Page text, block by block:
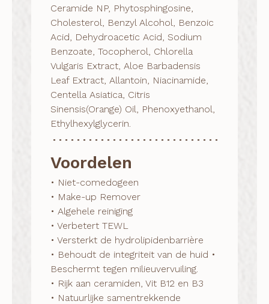
Ceramide NP, Phytosphingosine,
Cholesterol, Benzyl Alcohol, Benzoic
Acid, Dehydroacetic Acid, Sodium
Benzoate, Tocopherol, Chlorella
Vulgaris Extract, Aloe Barbadensis
Leaf Extract, Allantoin, Niacinamide,
Centella Asiatica, Citris
Sinensis(Orange) Oil, Phenoxyethanol,
Ethylhexylglycerin.
Voordelen
• Niet-comedogeen
• Make-up Remover
• Algehele reiniging
• Verbetert TEWL
• Versterkt de hydrolipidenbarrière
• Behoudt de integriteit van de huid •
Beschermt tegen milieuvervuiling.
• Rijk aan ceramiden, Vit B12 en B3
• Natuurlijke samentrekkende